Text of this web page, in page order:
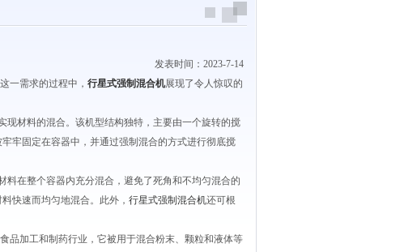
发表时间：2023-7-14
一需求的过程中， 行星式强制混合机展现了令人惊叹的
材料的混合。该机型结构独特，主要由一个旋转的搅
牢固定在容器中，并通过强制混合的方式进行彻底搅
在整个容器内充分混合，避免了死角和不均匀混合的
快速而均匀地混合。此外， 行星式强制混合机还可根
品加工和制药行业，它被用于混合粉末、颗粒和液体等